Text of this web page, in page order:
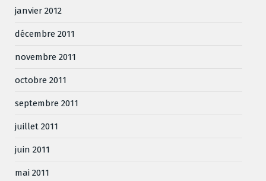
janvier 2012
décembre 2011
novembre 2011
octobre 2011
septembre 2011
juillet 2011
juin 2011
mai 2011